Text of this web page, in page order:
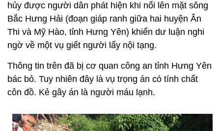
hủy được người dân phát hiện khi nổi lên mặt sông
Bắc Hưng Hải (đoạn giáp ranh giữa hai huyện Ân
Thi và Mỹ Hào, tỉnh Hưng Yên) khiến dư luận nghi
ngờ về một vụ giết người lấy nội tạng.
Thông tin trên đã bị cơ quan công an tỉnh Hưng Yên
bác bỏ. Tuy nhiên đây là vụ trọng án có tính chất
côn đồ. Kẻ gây án là người máu lạnh.